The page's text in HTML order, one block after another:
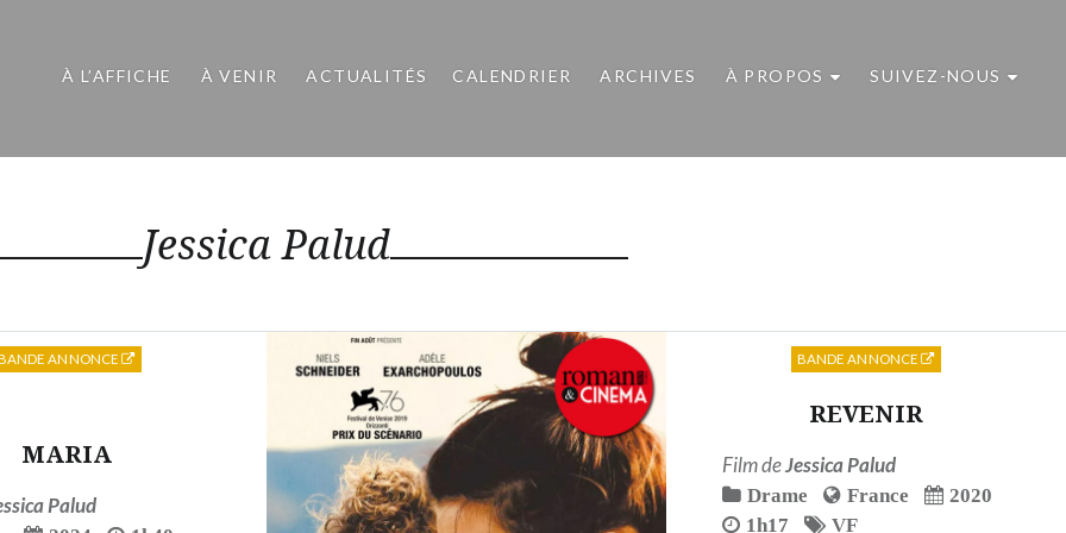
À L’AFFICHE À VENIR ACTUALITÉS CALENDRIER ARCHIVES À PROPOS SUIVEZ-NOUS
Jessica Palud
MARIA
Palud
ANNONCE
REVENIR
Film deJessica Palud
Drame France
2020
1h17
VF
BANDE ANNONCE